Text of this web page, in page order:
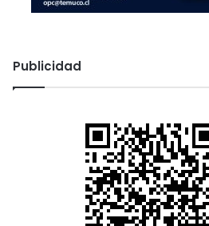
Publicidad